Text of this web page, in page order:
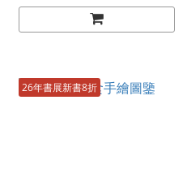
26年書展新書8折